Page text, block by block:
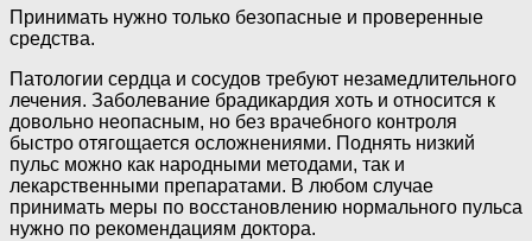
Принимать нужно только безопасные и проверенные
средства.
Патологии сердца и сосудов требуют незамедлительного
лечения. Заболевание брадикардия хоть и относится к
довольно неопасным, но без врачебного контроля
быстро отягощается осложнениями. Поднять низкий
пульс можно как народными методами, так и
лекарственными препаратами. В любом случае
принимать меры по восстановлению нормального пульса
нужно по рекомендациям доктора.